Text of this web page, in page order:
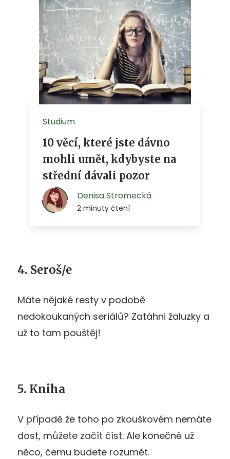
4. Seroš/e
Máte nějaké resty v podobě
nedokoukaných seriálů? Zatáhni žaluzky a
už to tam pouštěj!
5. Kniha
V případě že toho po zkouškovém nemáte
dost, můžete začít číst. Ale konečně už
něco, čemu budete rozumět.